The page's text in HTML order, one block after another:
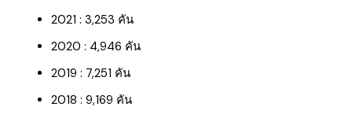
2021 : 3,253 คัน
2020 : 4,946 คัน
2019 : 7,251 คัน
2018 : 9,169 คัน